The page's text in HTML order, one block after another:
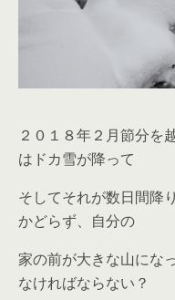
２０１８年２月節分を
はドカ雪が降って
そしてそれが数日間降
かどらず、自分の
家の前が大きな山にな
なければならない？